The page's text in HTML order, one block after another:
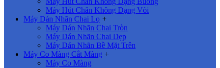
Máy Hút Chân Không Dạng Vòi
Máy Dán Nhãn Chai Lọ +
Máy Dán Nhãn Chai Tròn
Máy Dán Nhãn Chai Dẹp
Máy Dán Nhãn Bề Mặt Trên
Máy Co Màng Cắt Màng +
Máy Co Màng